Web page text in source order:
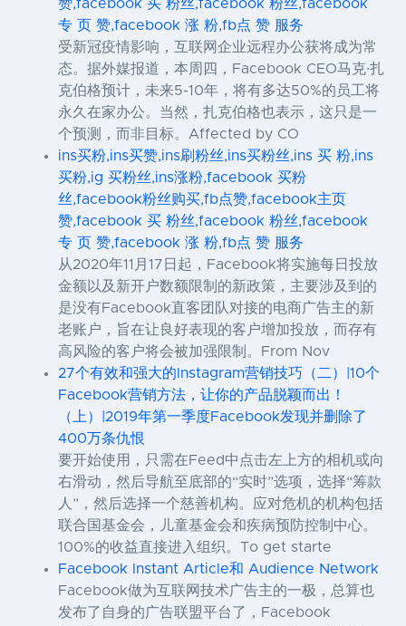
赞,facebook 买 粉丝,facebook 粉丝,facebook
专 页 赞,facebook 涨 粉,fb点 赞 服务
受新冠疫情影响，互联网企业远程办公获将成为常
态。据外媒报道，本周四，Facebook CEO马克·扎
克伯格预计，未来5-10年，将有多达50%的员工将
永久在家办公。当然，扎克伯格也表示，这只是一
个预测，而非目标。Affected by CO
ins买粉,ins买赞,ins刷粉丝,ins买粉丝,ins 买 粉,ins
买粉,ig 买粉丝,ins涨粉,facebook 买粉
丝,facebook粉丝购买,fb点赞,facebook主页
赞,facebook 买 粉丝,facebook 粉丝,facebook
专 页 赞,facebook 涨 粉,fb点 赞 服务
从2020年11月17日起，Facebook将实施每日投放
金额以及新开户数额限制的新政策，主要涉及到的
是没有Facebook直客团队对接的电商广告主的新
老账户，旨在让良好表现的客户增加投放，而存有
高风险的客户将会被加强限制。From Nov
27个有效和强大的Instagram营销技巧（二）|10个
Facebook营销方法，让你的产品脱颖而出！
（上）|2019年第一季度Facebook发现并删除了
400万条仇恨
要开始使用，只需在Feed中点击左上方的相机或向
右滑动，然后导航至底部的“实时”选项，选择“筹款
人”，然后选择一个慈善机构。应对危机的机构包括
联合国基金会，儿童基金会和疾病预防控制中心。
100%的收益直接进入组织。To get starte
Facebook Instant Article和 Audience Network
Facebook做为互联网技术广告主的一极，总算也
发布了自身的广告联盟平台了，Facebook